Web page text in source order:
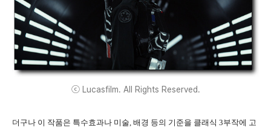
ⓒ Lucasfilm. All Rights Reserved.
더구나 이 작품은 특수효과나 미술, 배경 등의 기준을 클래식 3부작에 고